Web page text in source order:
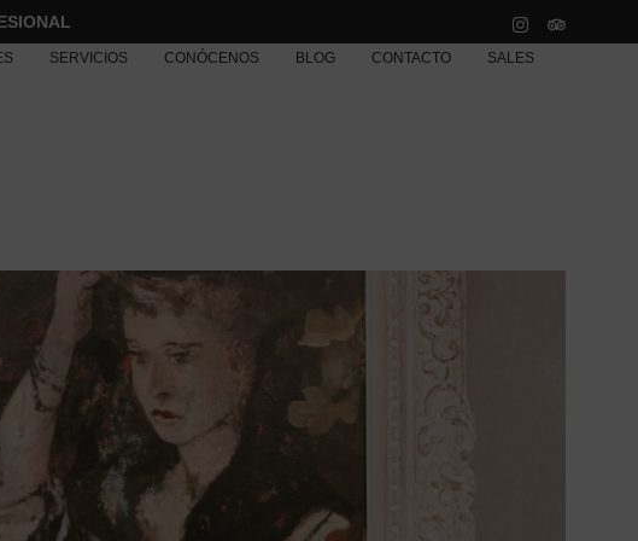
SERVICIOS CONÓCENOS BLOG CONTACTO SALES